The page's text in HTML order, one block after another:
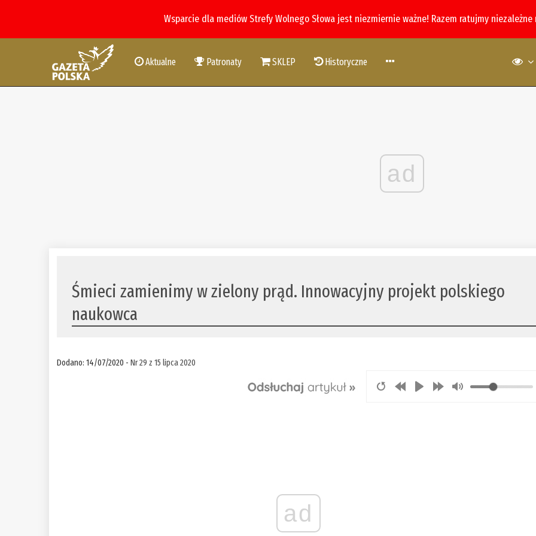
Wsparcie dla mediów Strefy Wolnego Słowa jest niezmiernie ważne! Razem ratujmy
Aktualne Patronaty SKLEP Historyczne
ad
Śmieci zamienimy w zielony prąd. Innowacyjny projekt polskiego
naukowca
Dodano: 14/07/2020 -Nr 29 z 15 lipca 2020
ad